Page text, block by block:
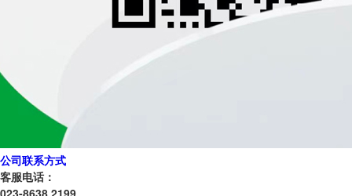
公司联系方式
客服电话：
023-8638 2199